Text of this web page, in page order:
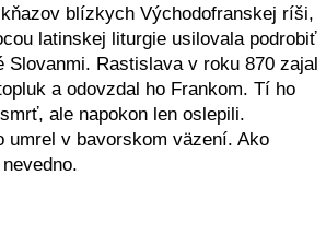
blízkych Východofranskej ríši,
latinskej liturgie usilovala podrobiť
Slovanmi. Rastislava v roku 870 zajal
a odovzdal ho Frankom. Tí ho
ale napokon len oslepili.
umrel v bavorskom väzení. Ako